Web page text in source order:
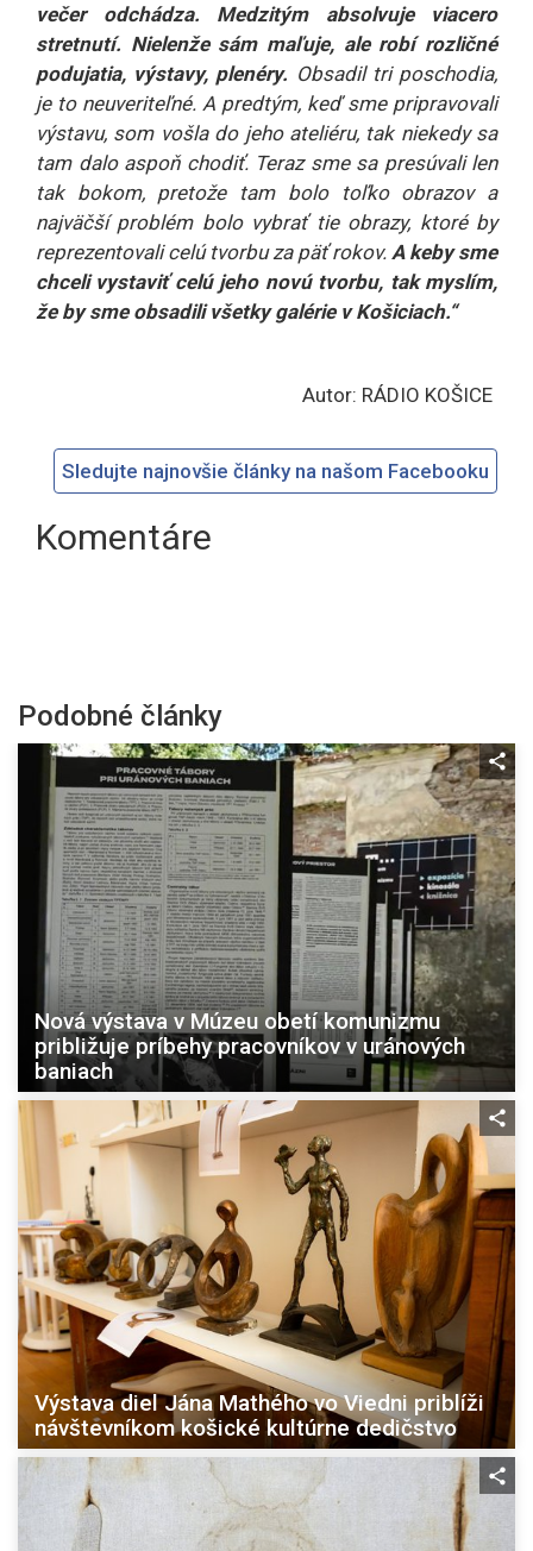
večer odchádza. Medzitým absolvuje viacero
stretnutí. Nielenže sám maľuje, ale robí rozličné
podujatia, výstavy, plenéry. Obsadil tri poschodia,
je to neuveriteľné. A predtým, keď sme pripravovali
výstavu, som vošla do jeho ateliéru, tak niekedy sa
tam dalo aspoň chodiť. Teraz sme sa presúvali len
tak bokom, pretože tam bolo toľko obrazov a
najväčší problém bolo vybrať tie obrazy, ktoré by
reprezentovali celú tvorbu za päť rokov. A keby sme
chceli vystaviť celú jeho novú tvorbu, tak myslím,
že by sme obsadili všetky galérie v Košiciach.“
Autor: RÁDIO KOŠICE
Sledujte najnovšie články na našom Facebooku
Komentáre
Podobné články
Nová výstava v Múzeu obetí komunizmu
približuje príbehy pracovníkov v uránových
baniach
Výstava diel Jána Mathého vo Viedni priblíži
návštevníkom košické kultúrne dedičstvo